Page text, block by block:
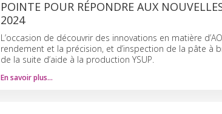
POINTE POUR RÉPONDRE AUX
2024
L’occasion de découvrir des innovations en matière
rendement et la précision, et d’inspection de la pâte à
de la suite d’aide à la production YSUP.
En savoir plus…